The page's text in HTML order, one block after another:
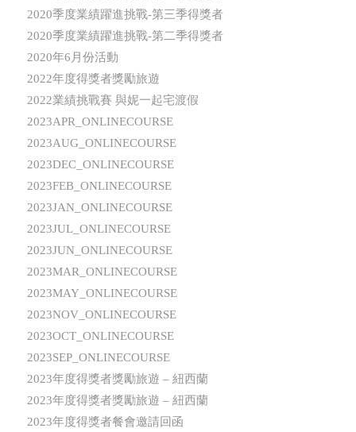
2020季度業績躍進挑戰-第三季得獎者
2020季度業績躍進挑戰-第二季得獎者
2020年6月份活動
2022年度得獎者獎勵旅遊
2022業績挑戰賽 與妮一起宅渡假
2023APR_ONLINECOURSE
2023AUG_ONLINECOURSE
2023DEC_ONLINECOURSE
2023FEB_ONLINECOURSE
2023JAN_ONLINECOURSE
2023JUL_ONLINECOURSE
2023JUN_ONLINECOURSE
2023MAR_ONLINECOURSE
2023MAY_ONLINECOURSE
2023NOV_ONLINECOURSE
2023OCT_ONLINECOURSE
2023SEP_ONLINECOURSE
2023年度得獎者獎勵旅遊 – 紐西蘭
2023年度得獎者獎勵旅遊 – 紐西蘭
2023年度得獎者餐會邀請回函